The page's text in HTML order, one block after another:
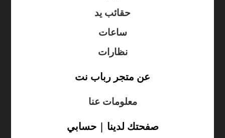
حقائب يد
ساعات
نظارات
عن متجر رباب نت
معلومات عنا
صفحتك لدينا | حسابي